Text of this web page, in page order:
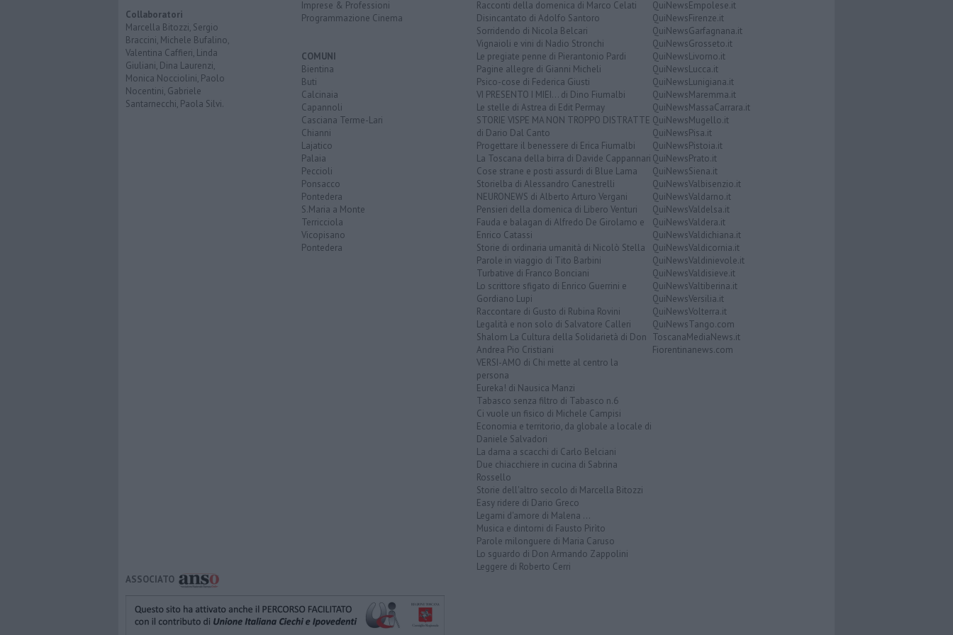
Collaboratori
Marcella Bitozzi, Sergio
Braccini, Michele Bufalino,
Valentina Caffieri, Linda
Giuliani, Dina Laurenzi,
Monica Nocciolini, Paolo
Nocentini, Gabriele
Santarnecchi, Paola Silvi.
Imprese & Professioni
Programmazione Cinema
COMUNI
Bientina
Buti
Calcinaia
Capannoli
Casciana Terme-Lari
Chianni
Lajatico
Palaia
Peccioli
Ponsacco
Pontedera
S.Maria a Monte
Terricciola
Vicopisano
Pontedera
Racconti della domenica di Marco Celati
Disincantato di Adolfo Santoro
Sorridendo di Nicola Belcari
Vignaioli e vini di Nadio Stronchi
Le pregiate penne di Pierantonio Pardi
Pagine allegre di Gianni Micheli
Psico-cose di Federica Giusti
VI PRESENTO I MIEI... di Dino Fiumalbi
Le stelle di Astrea di Edit Permay
STORIE VISPE MA NON TROPPO DISTRATTE
di Dario Dal Canto
Progettare il benessere di Erica Fiumalbi
La Toscana della birra di Davide Cappannari
Cose strane e posti assurdi di Blue Lama
Storielba di Alessandro Canestrelli
NEURONEWS di Alberto Arturo Vergani
Pensieri della domenica di Libero Venturi
Fauda e balagan di Alfredo De Girolamo e
Enrico Catassi
Storie di ordinaria umanità di Nicolò Stella
Parole in viaggio di Tito Barbini
Turbative di Franco Bonciani
Lo scrittore sfigato di Enrico Guerrini e
Gordiano Lupi
Raccontare di Gusto di Rubina Rovini
Legalità e non solo di Salvatore Calleri
Shalom La Cultura della Solidarietà di Don
Andrea Pio Cristiani
VERSI-AMO di Chi mette al centro la
persona
Eureka! di Nausica Manzi
Tabasco senza filtro di Tabasco n.6
Ci vuole un fisico di Michele Campisi
Economia e territorio, da globale a locale di
Daniele Salvadori
La dama a scacchi di Carlo Belciani
Due chiacchiere in cucina di Sabrina
Rossello
Storie dell'altro secolo di Marcella Bitozzi
Easy ridere di Dario Greco
Legami d'amore di Malena ...
Musica e dintorni di Fausto Pirìto
Parole milonguere di Maria Caruso
Lo sguardo di Don Armando Zappolini
Leggere di Roberto Cerri
QuiNewsEmpolese.it
QuiNewsFirenze.it
QuiNewsGarfagnana.it
QuiNewsGrosseto.it
QuiNewsLivorno.it
QuiNewsLucca.it
QuiNewsLunigiana.it
QuiNewsMaremma.it
QuiNewsMassaCarrara.it
QuiNewsMugello.it
QuiNewsPisa.it
QuiNewsPistoia.it
QuiNewsPrato.it
QuiNewsSiena.it
QuiNewsValbisenzio.it
QuiNewsValdarno.it
QuiNewsValdelsa.it
QuiNewsValdera.it
QuiNewsValdichiana.it
QuiNewsValdicornia.it
QuiNewsValdinievole.it
QuiNewsValdisieve.it
QuiNewsValtiberina.it
QuiNewsVersilia.it
QuiNewsVolterra.it
QuiNewsTango.com
ToscanaMediaNews.it
Fiorentinanews.com
ASSOCIATO